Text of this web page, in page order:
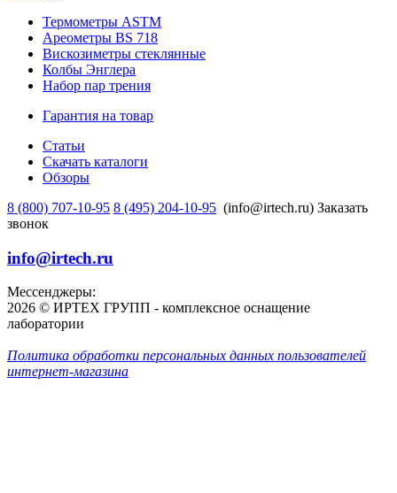
Термометры ASTM
Ареометры BS 718
Вискозиметры стеклянные
Колбы Энглера
Набор пар трения
Гарантия на товар
Статьи
Скачать каталоги
Обзоры
8 (800) 707-10-95 8 (495) 204-10-95 (info@irtech.ru) Заказать
звонок
info@irtech.ru
Мессенджеры:
2026 © ИРТЕХ ГРУПП - комплексное оснащение
лаборатории
Политика обработки персональных данных пользователей
интернет-магазина